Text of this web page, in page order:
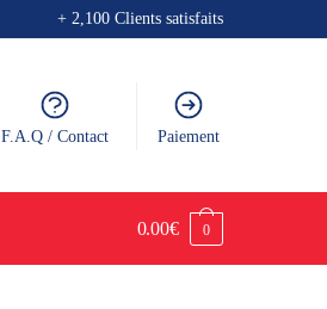
+ 2,100 Clients satisfaits
F.A.Q / Contact Paiement
0.00€ 0